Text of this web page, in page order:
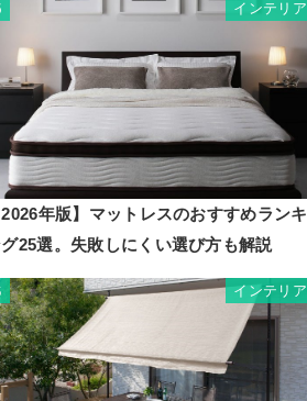
インテリア
年版】マットレスのおすすめランキ
25選。失敗しにくい選び方も解説
インテリア